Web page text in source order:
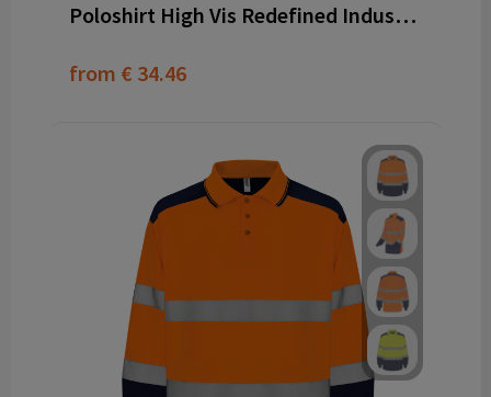
Poloshirt High Vis Redefined Industrieel Wasbaar
from € 34.46